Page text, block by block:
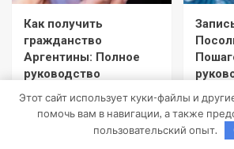
Как получить
гражданство
Аргентины: Полное
руководство
travelbox27_
Этот сайт использует куки-файлы и
помочь вам в навигации, а также
пользовательский опыт.